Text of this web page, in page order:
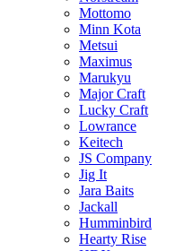
Mottomo
Minn Kota
Metsui
Maximus
Marukyu
Major Craft
Lucky Craft
Lowrance
Keitech
JS Company
Jig It
Jara Baits
Jackall
Humminbird
Hearty Rise